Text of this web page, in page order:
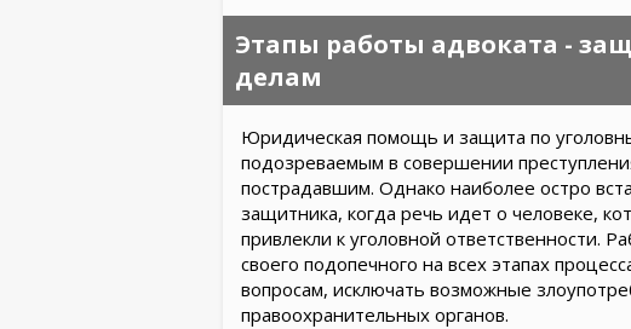
Этапы работы адвоката -
делам
Юридическая помощь и защита по
подозреваемым в совершении
пострадавшим. Однако наиболее остро
защитника, когда речь идет о человеке,
привлекли к уголовной ответственности.
своего подопечного на всех этапах
вопросам, исключать возможные
правоохранительных органов.